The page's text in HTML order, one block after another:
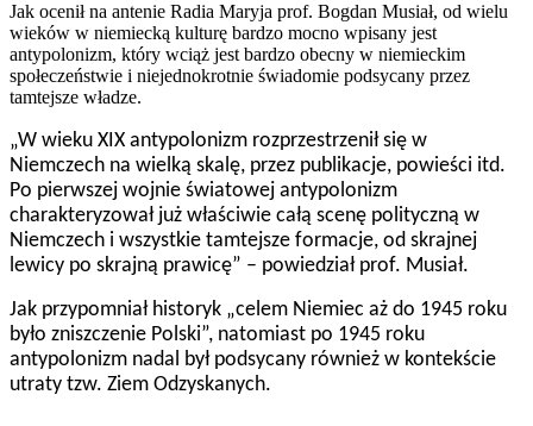
Jak ocenił na antenie Radia Maryja prof. Bogdan Musiał, od wielu
wieków w niemiecką kulturę bardzo mocno wpisany jest
antypolonizm, który wciąż jest bardzo obecny w niemieckim
społeczeństwie i niejednokrotnie świadomie podsycany przez
tamtejsze władze.
„W wieku XIX antypolonizm rozprzestrzenił się w
Niemczech na wielką skalę, przez publikacje, powieści itd.
Po pierwszej wojnie światowej antypolonizm
charakteryzował już właściwie całą scenę polityczną w
Niemczech i wszystkie tamtejsze formacje, od skrajnej
lewicy po skrajną prawicę” – powiedział prof. Musiał.
Jak przypomniał historyk „celem Niemiec aż do 1945 roku
było zniszczenie Polski”, natomiast po 1945 roku
antypolonizm nadal był podsycany również w kontekście
utraty tzw. Ziem Odzyskanych.